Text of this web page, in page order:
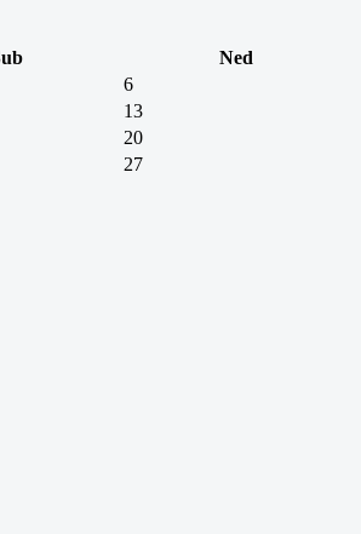
Ned
6
13
20
27